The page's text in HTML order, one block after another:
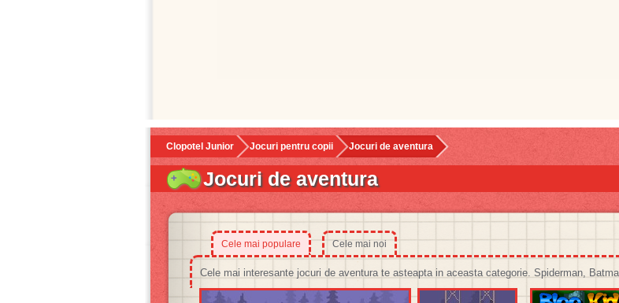
Clopotel Junior Jocuri pentru copii Jocuri de aventura
Jocuri de aventura
Cele mai populare Cele mai noi
Cele mai interesante jocuri de aventura te asteapta in aceasta categorie. Spiderman,